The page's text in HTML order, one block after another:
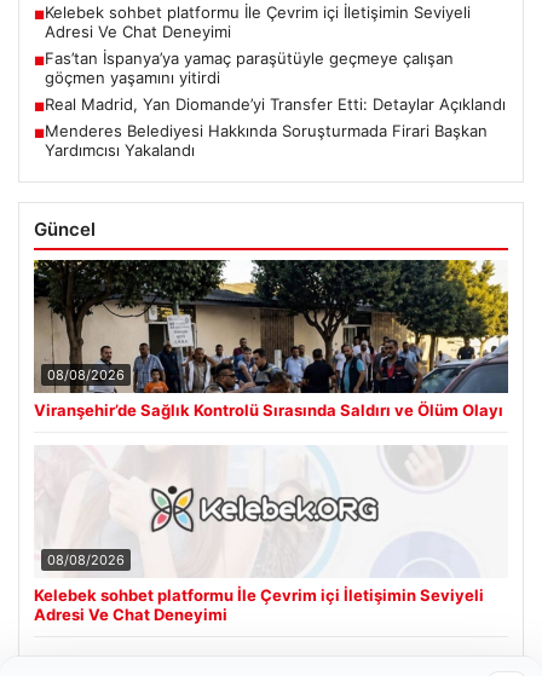
■Kelebek sohbet platformu İle Çevrim içi İletişimin Seviyeli
Adresi Ve Chat Deneyimi
■Fas’tan İspanya’ya yamaç paraşütüyle geçmeye çalışan
göçmen yaşamını yitirdi
■Real Madrid, Yan Diomande’yi Transfer Etti: Detaylar Açıklandı
■Menderes Belediyesi Hakkında Soruşturmada Firari Başkan
Yardımcısı Yakalandı
Güncel
08/08/2026
Viranşehir’de Sağlık Kontrolü Sırasında Saldırı ve Ölüm Olayı
08/08/2026
Kelebek sohbet platformu İle Çevrim içi İletişimin Seviyeli
Adresi Ve Chat Deneyimi